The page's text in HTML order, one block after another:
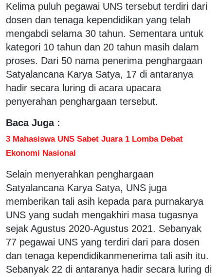
Kelima puluh pegawai UNS tersebut terdiri dari
dosen dan tenaga kependidikan yang telah
mengabdi selama 30 tahun. Sementara untuk
kategori 10 tahun dan 20 tahun masih dalam
proses. Dari 50 nama penerima penghargaan
Satyalancana Karya Satya, 17 di antaranya
hadir secara luring di acara upacara
penyerahan penghargaan tersebut.
Baca Juga :
3 Mahasiswa UNS Sabet Juara 1 Lomba Debat
Ekonomi Nasional
Selain menyerahkan penghargaan
Satyalancana Karya Satya, UNS juga
memberikan tali asih kepada para purnakarya
UNS yang sudah mengakhiri masa tugasnya
sejak Agustus 2020-Agustus 2021. Sebanyak
77 pegawai UNS yang terdiri dari para dosen
dan tenaga kependidikanmenerima tali asih itu.
Sebanyak 22 di antaranya hadir secara luring di